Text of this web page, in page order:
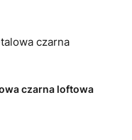
czarna loftowa